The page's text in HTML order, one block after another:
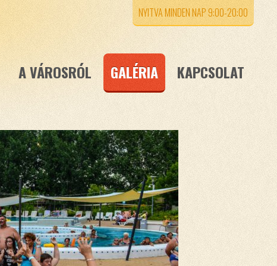
NYITVA MINDEN NAP 9:00-20:00
A VÁROSRÓL GALÉRIA KAPCSOLAT